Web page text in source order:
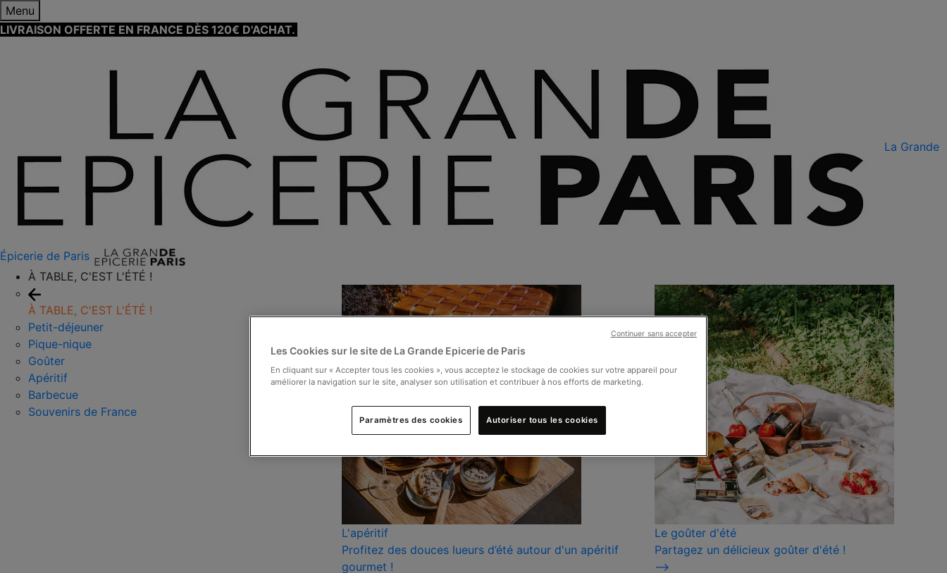
Menu
LIVRAISON OFFERTE EN FRANCE DÈS 120€ D'ACHAT.
La Grande
Épicerie de Paris
À TABLE, C'EST L'ÉTÉ !
À TABLE, C'EST L'ÉTÉ !
Petit-déjeuner
Pique-nique
Goûter
Apéritif
Barbecue
Souvenirs de France
L'apéritif
Profitez des douces lueurs d’été autour d'un apéritif
gourmet !
Le goûter d'été
Partagez un délicieux goûter d'été !
⟶
Les Cookies sur le site de La Grande Epicerie de Paris
En cliquant sur « Accepter tous les cookies », vous acceptez le stockage de cookies sur votre appareil pour
améliorer la navigation sur le site, analyser son utilisation et contribuer à nos efforts de marketing.
Paramètres des cookies Autoriser tous les cookies
Continuer sans accepter